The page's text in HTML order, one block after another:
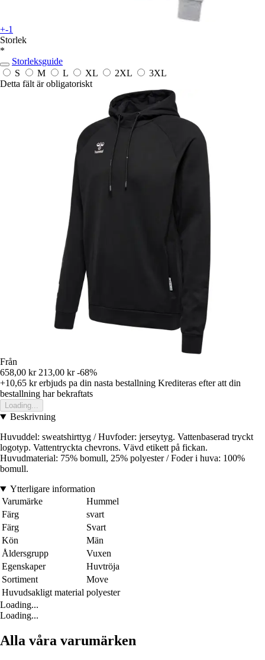
+-1
Storlek
*
Storleksguide
S
M L XL 2XL
3XL
Detta fält är obligatoriskt
Från
658,00 kr 213,00 kr -68%
+10,65 krerbjuds pa din nasta bestallning Krediteras efter att din
bestallning har bekraftats
Loading...
Beskrivning
Huvuddel: sweatshirttyg / Huvfoder: jerseytyg. Vattenbaserad tryckt
logotyp. Vattentryckta chevrons. Vävd etikett på fickan.
Huvudmaterial: 75% bomull, 25% polyester / Foder i huva: 100%
bomull.
Ytterligare information
Varumärke
Hummel
Färg
svart
Färg
Svart
Kön
Män
Åldersgrupp
Vuxen
Egenskaper
Huvtröja
Sortiment
Move
Huvudsakligt material polyester
Loading...
Loading...
Alla våra varumärken